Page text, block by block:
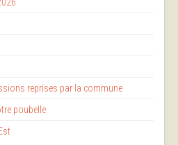
reprises par la commune
poubelle